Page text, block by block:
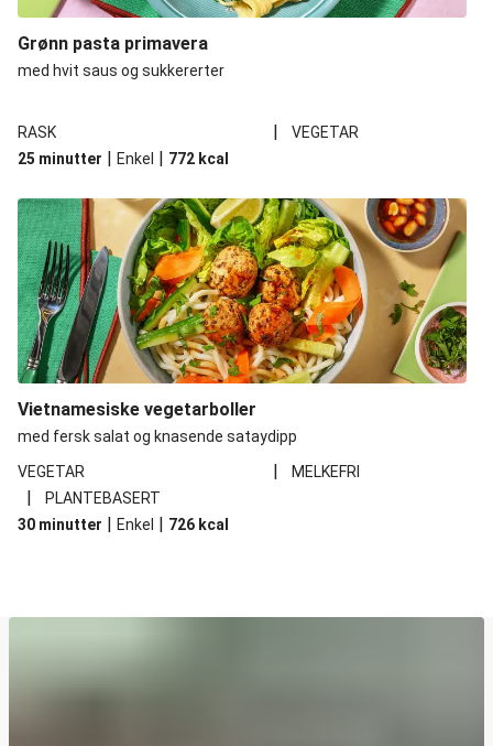
Grønn pasta primavera
med hvit saus og sukkererter
RASK |
VEGETAR
25 minutter | Enkel | 772 kcal
Vietnamesiske vegetarboller
med fersk salat og knasende sataydipp
VEGETAR
| MELKEFRI
|
PLANTEBASERT
30 minutter | Enkel | 726 kcal